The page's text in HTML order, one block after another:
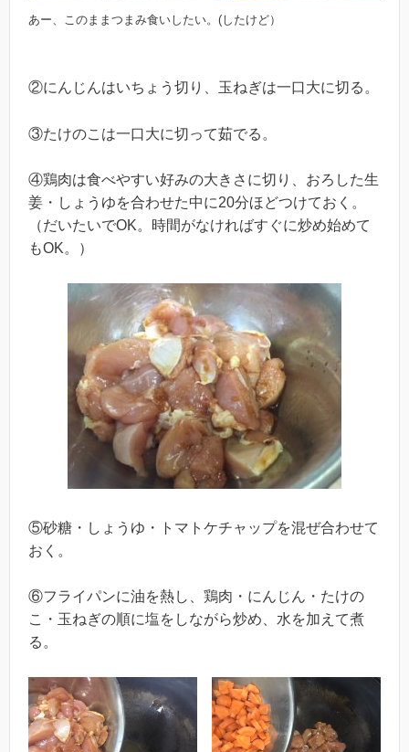
あー、このままつまみ食いしたい。(したけど）
②にんじんはいちょう切り、玉ねぎは一口大に切る。
③たけのこは一口大に切って茹でる。
④鶏肉は食べやすい好みの大きさに切り、おろした生
姜・しょうゆを合わせた中に20分ほどつけておく。
（だいたいでOK。時間がなければすぐに炒め始めて
もOK。）
⑤砂糖・しょうゆ・トマトケチャップを混ぜ合わせて
おく。
⑥フライパンに油を熱し、鶏肉・にんじん・たけの
こ・玉ねぎの順に塩をしながら炒め、水を加えて煮
る。